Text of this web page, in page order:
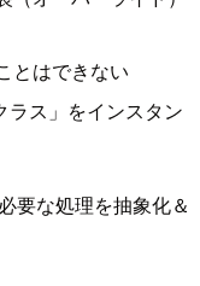
とはできない
ラス」をインスタン
要な処理を抽象化＆